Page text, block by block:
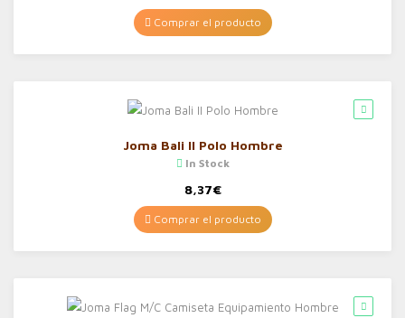
Comprar el producto
Joma Bali II Polo Hombre
In Stock
8,37€
Comprar el producto